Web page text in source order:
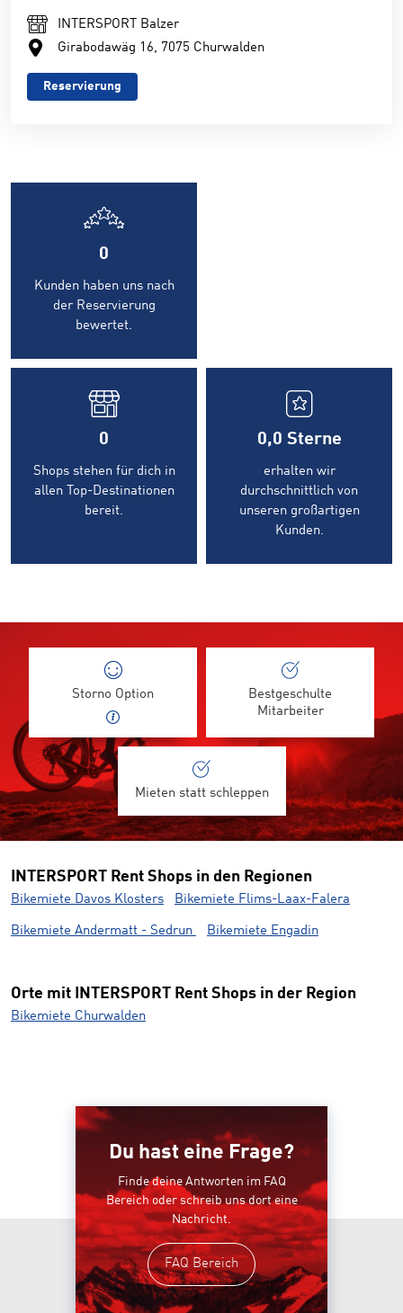
INTERSPORT Balzer
Girabodawäg 16, 7075 Churwalden
Reservierung
0
Kunden haben uns nach
der Reservierung
bewertet.
0
Shops stehen für dich in
allen Top-Destinationen
bereit.
0,0 Sterne
erhalten wir
durchschnittlich von
unseren großartigen
Kunden.
Storno Option
Bestgeschulte
Mitarbeiter
Mieten statt schleppen
INTERSPORT Rent Shops in den Regionen
Bikemiete Davos Klosters Bikemiete Flims-Laax-Falera
Bikemiete Andermatt - Sedrun Bikemiete Engadin
Orte mit INTERSPORT Rent Shops in der Region
Bikemiete Churwalden
Du hast eine Frage?
Finde deine Antworten im FAQ
Bereich oder schreib uns dort eine
Nachricht.
FAQ Bereich